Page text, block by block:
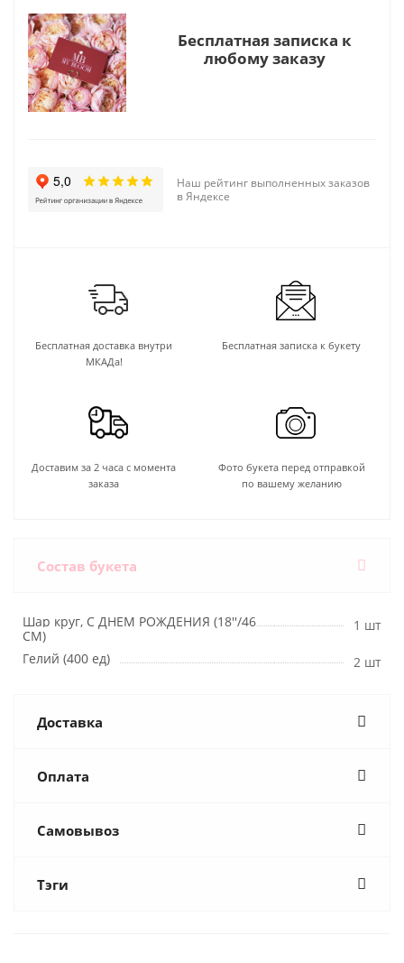
Бесплатная записка к
любому заказу
Наш рейтинг выполненных заказов
в Яндексе
Бесплатная доставка внутри
МКАДа!
Бесплатная записка к букету
Доставим за 2 часа с момента
заказа
Фото букета перед отправкой
по вашему желанию
Состав букета
Шар круг, С ДНЕМ РОЖДЕНИЯ (18''/46
СМ)
1 шт
Гелий (400 ед)
2 шт
Доставка
Оплата
Самовывоз
Тэги